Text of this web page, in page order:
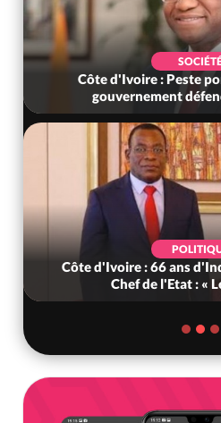
Côte d'Ivoire : Peste
gouvernement
Côte d'Ivoire : 66 ans
Chef de l'Etat : «